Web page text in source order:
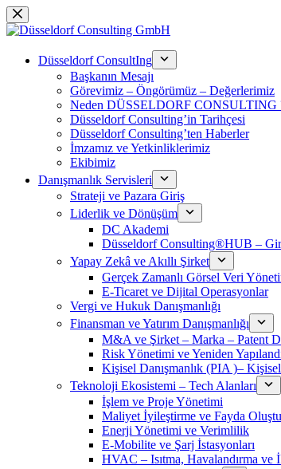
Skip
to
Düsseldorf ConsultIng
Başkanın Mesajı
Görevimiz – Öngörümüz – Değerlerimiz
Neden DÜSSELDORF CONSULTING
Düsseldorf Consulting’in Tarihçesi
Düsseldorf Consulting’ten Haberler
İmzamız ve Yetkinliklerimiz
Ekibimiz
Danışmanlık Servisleri
Strateji ve Pazara Giriş
Liderlik ve Dönüşüm
DC Akademi
Düsseldorf Consulting®HUB –
Yapay Zekâ ve Akıllı Şirket
Gerçek Zamanlı Görsel Veri
E-Ticaret ve Dijital Operasyonlar
Vergi ve Hukuk Danışmanlığı
Finansman ve Yatırım Danışmanlığı
M&A ve Şirket – Marka – Patent
Risk Yönetimi ve Yeniden
Kişisel Danışmanlık (PIA )– Kişisel
Teknoloji Ekosistemi – Tech Alanları
İşlem ve Proje Yönetimi
Maliyet İyileştirme ve Fayda
Enerji Yönetimi ve Verimlilik
E-Mobilite ve Şarj İstasyonları
HVAC – Isıtma, Havalandırma ve